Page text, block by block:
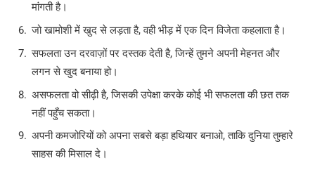
मांगती है।
जो खामोशी में खुद से लड़ता है, वही भीड़ में एक दिन विजेता कहलाता है।
सफलता उन दरवाज़ों पर दस्तक देती है, जिन्हें तुमने अपनी मेहनत और
लगन से खुद बनाया हो।
असफलता वो सीढ़ी है, जिसकी उपेक्षा करके कोई भी सफलता की छत तक
नहीं पहुँच सकता।
अपनी कमजोरियों को अपना सबसे बड़ा हथियार बनाओ, ताकि दुनिया तुम्हारे
साहस की मिसाल दे।